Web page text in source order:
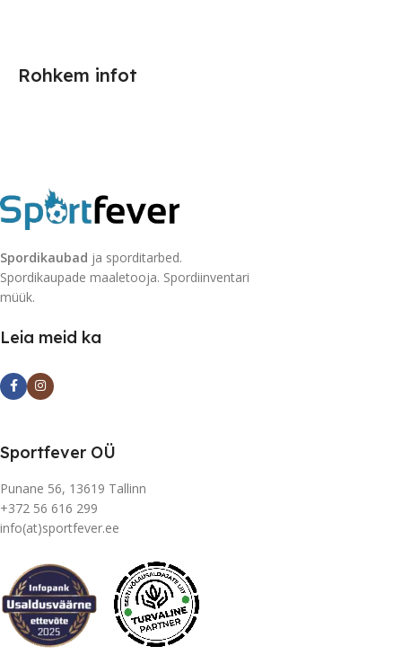
Rohkem infot
Spordikaubad ja sporditarbed.
Spordikaupade maaletooja. Spordiinventari
müük.
Leia meid ka
Sportfever OÜ
Punane 56, 13619 Tallinn
+372 56 616 299
info(at)sportfever.ee